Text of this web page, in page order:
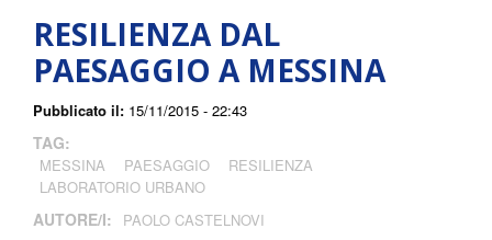
RESILIENZA DAL
PAESAGGIO A MESSINA
Pubblicato il: 15/11/2015 - 22:43
TAG:
MESSINA PAESAGGIO
RESILIENZA
LABORATORIO URBANO
AUTORE/I: PAOLO CASTELNOVI